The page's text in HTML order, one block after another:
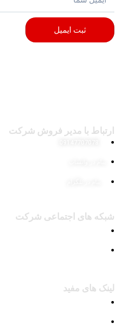
ثبت ایمیل
ارتباط با مدیر فروش شرکت
شبکه های اجتماعی شرکت
لینک های مفید